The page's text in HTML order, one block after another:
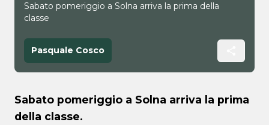
Sabato pomeriggio a Solna arriva la prima della
classe
Pasquale Cosco
Sabato pomeriggio a Solna arriva la prima
della classe.